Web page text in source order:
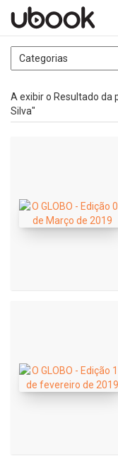
A exibir o Resultado da
Silva"